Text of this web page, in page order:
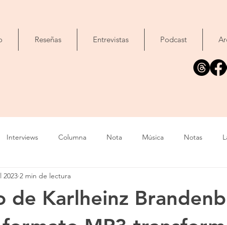
Reseñas Entrevistas Podcast
Interviews Columna Nota Música Notas
Cine Foto
Canción Fallecimiento
de Karlheinz
2023 2 min de lectura